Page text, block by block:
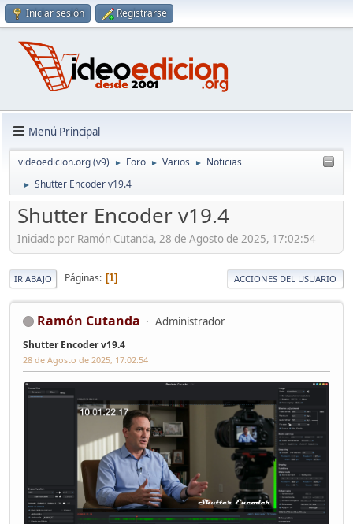
Iniciar sesión Registrarse
Menú Principal
videoedicion.org (v9) ► Foro ► Varios ► Noticias
► Shutter Encoder v19.4
Shutter Encoder v19.4
Iniciado por Ramón Cutanda, 28 de Agosto de 2025, 17:02:54
IR ABAJO Páginas 1 ACCIONES DEL USUARIO
Ramón Cutanda Administrador
Shutter Encoder v19.4
28 de Agosto de 2025, 17:02:54